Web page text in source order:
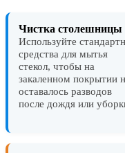
Чистка столешницы
Используйте
средства для мытья
стекол, чтобы на
закаленном покрытии
оставалось разводов
после дождя или